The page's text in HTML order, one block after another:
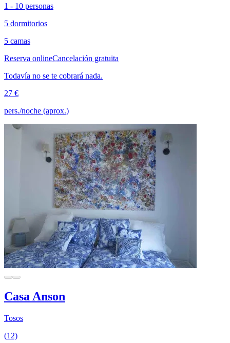
1 - 10 personas
5 dormitorios
5 camas
Reserva onlineCancelación gratuita
Todavía no se te cobrará nada.
27 €
pers./noche (aprox.)
Casa Anson
Tosos
(12)